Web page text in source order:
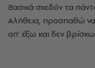
Βασικά σχεδόν τα
Αλήθεια, προσπαθώ
απ’ έξω και δεν